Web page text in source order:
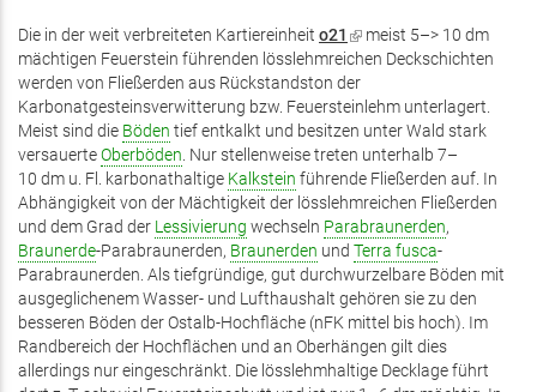
Die in der weit verbreiteten Kartiereinheit o21 (Link
ist
extern)
meist 5–> 10 dm
mächtigen Feuerstein führenden lösslehmreichen Deckschichten
werden von Fließerden aus Rückstandston der
Karbonatgesteinsverwitterung bzw. Feuersteinlehm unterlagert.
Meist sind die Böden tief entkalkt und besitzen unter Wald stark
versauerteOberböden. Nur stellenweise treten unterhalb 7–
10 dm u. Fl. karbonathaltige Kalkstein führende Fließerden auf. In
Abhängigkeit von der Mächtigkeit der lösslehmreichen Fließerden
und dem Grad der Lessivierung wechseln Parabraunerden,
Braunerde-Parabraunerden, Braunerden und Terra fusca-
Parabraunerden. Als tiefgründige, gut durchwurzelbare Böden mit
ausgeglichenem Wasser- und Lufthaushalt gehören sie zu den
besseren Böden der Ostalb-Hochfläche (nFK mittel bis hoch). Im
Randbereich der Hochflächen und an Oberhängen gilt dies
allerdings nur eingeschränkt. Die lösslehmhaltige Decklage führt